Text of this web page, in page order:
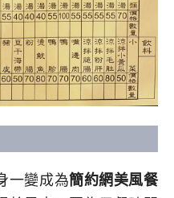
一變成為簡約網美風餐